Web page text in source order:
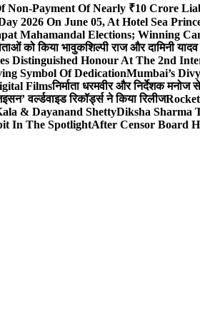
Non-Payment Of Nearly ₹10 Crore
2026 On June 05, At Hotel Sea
Mahamandal Elections; Winning
को किया भावुकशिल्पी राज और दामिनी
Distinguished Honour At The 2nd
Symbol Of DedicationMumbai’s
Filmsनिर्माता धरमवीर और निर्देशक मनोज
वर्ल्डवाइड रिकॉर्ड्स ने किया रिलीज
& Dayanand ShettyDiksha Sharma
In The SpotlightAfter Censor Board